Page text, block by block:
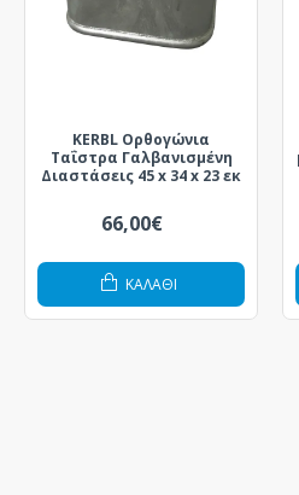
KERBL Ορθογώνια
Ταΐστρα Γαλβανισμένη
Διαστάσεις 45 x 34 x 23 εκ
66,00€
ΚΑΛΆΘΙ